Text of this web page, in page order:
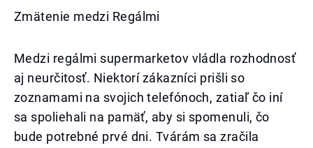
Zmätenie medzi Regálmi
Medzi regálmi supermarketov vládla rozhodnosť
aj neurčitosť. Niektorí zákazníci prišli so
zoznamami na svojich telefónoch, zatiaľ čo iní
sa spoliehali na pamäť, aby si spomenuli, čo
bude potrebné prvé dni. Tvárám sa zračila